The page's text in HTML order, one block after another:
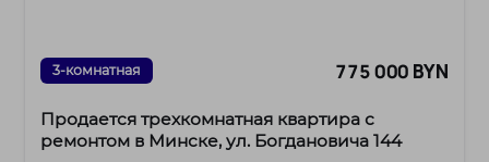
3-комнатная 775 000 BYN
Продается трехкомнатная квартира с
ремонтом в Минске, ул. Богдановича 144